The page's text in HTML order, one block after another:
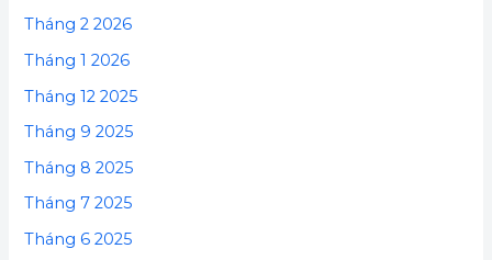
Tháng 2 2026
Tháng 1 2026
Tháng 12 2025
Tháng 9 2025
Tháng 8 2025
Tháng 7 2025
Tháng 6 2025